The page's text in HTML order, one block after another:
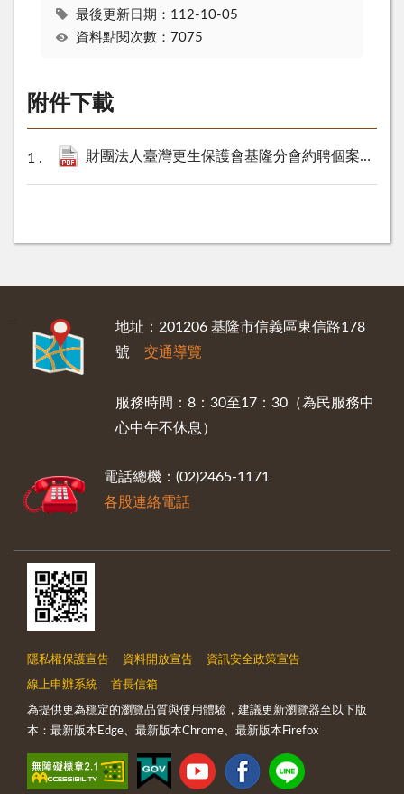
最後更新日期：112-10-05
資料點閱次數：7075
附件下載
財團法人臺灣更生保護會基隆分會約聘個案管理師1名公開甄選資訊，歡迎踴躍報考.pdf
地址：201206 基隆市信義區東信路178
號 交通導覽
服務時間：8：30至17：30（為民服務中
心中午不休息）
電話總機：(02)2465-1171
各股連絡電話
隱私權保護宣告 資料開放宣告 資訊安全政策宣告
線上申辦系統 首長信箱
為提供更為穩定的瀏覽品質與使用體驗，建議更新瀏覽器至以下版
本：最新版本Edge、最新版本Chrome、最新版本Firefox